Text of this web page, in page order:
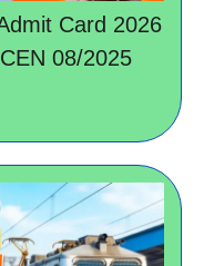
Card 2026
08/2025